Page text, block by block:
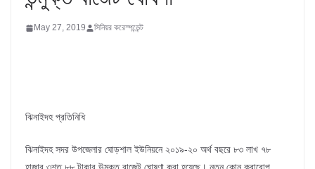
May 27, 2019 সিনিয়র করেস্পন্ডেন্ট
ঝিনাইদহ প্রতিনিধি
ঝিনাইদহ সদর উপজেলার ঘোড়শাল ইউনিয়নে ২০১৯-২০ অর্থ বছরে ৮৩ লাখ ৭৮